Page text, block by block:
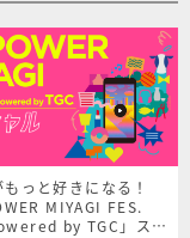
っと好きになる！
MIYAGI FES.
by TGC」スペ